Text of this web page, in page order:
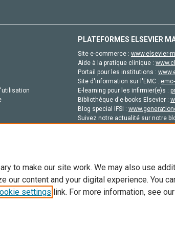
PLATEFORMES ELSEVIER
Site e-commerce : www.elsevier-
Aide à la pratique clinique :
Portail pour les institutions :
Site d'information sur l'EMC :
E-learning pour les infirmier(e)s :
Bibliothèque d'e-books Elsevier :
Blog special IFSI :
Suivez notre actualité sur notre
Copyright © 2026 Elsevier, ses concédants de licence et
en IA et aux technologies similaires. Pour tout contenu en
to make our site work. We may also use
our content and your digital experience. You
settings link. For more information, see our